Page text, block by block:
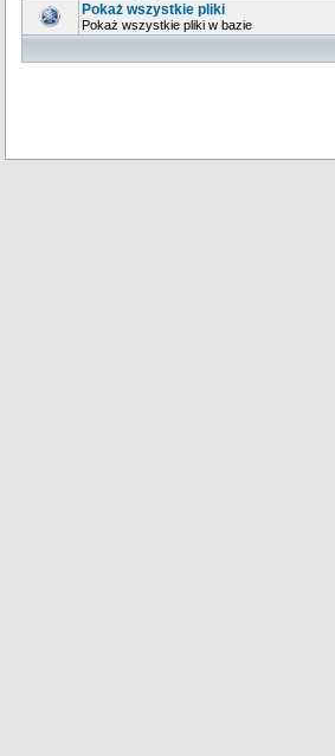
Pokaż wszystkie pliki
Pokaż wszystkie pliki w bazie